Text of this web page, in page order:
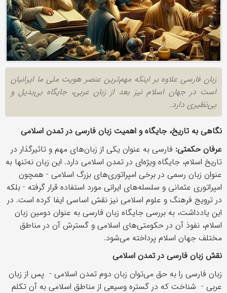
زبان فارسی علاوه بر اینكه مهم‌ترین عنصر هویت ملی ما ایرانیان
است در جهان اسلام نیز بعد از زبان عربی، جایگاه بی‌بدیل و
بی‌نظیری دارد.
نگاهی به تاریخ، جایگاه و اهمیت زبان فارسی در تمدن اسلامی
عرفان حكمتی: فارسی به عنوان یكی از زبان‌های مهم و تاثیرگذار در
تاریخ اسلام، جایگاه ویژه‌ای در تمدن اسلامی دارد. این زبان نه‌تنها به
عنوان زبان رسمی در برخی امپراتوری‌های بزرگ اسلامی - همچون
امپراتوری عثمانی و سلسله‌های ایرانی مورد استفاده قرار گرفته - بلكه
در ترویج فرهنگ و علوم اسلامی نیز نقش اساسی ایفا كرده است. در
این یادداشت، به بررسی جایگاه زبان فارسی به عنوان دومین زبان
اسلام، نفوذ آن در حكومتی‌های اسلامی و گسترش آن در مناطق
مختلف جهان اسلام پرداخته می‌شود.
نقش زبان فارسی در تمدن اسلامی
زبان فارسی را به حق می‌توان زبان دوم تمدن اسلامی - پس از زبان
عربی - شناخت كه در گستره وسیعی از مناطق اسلامی به آن تكلم